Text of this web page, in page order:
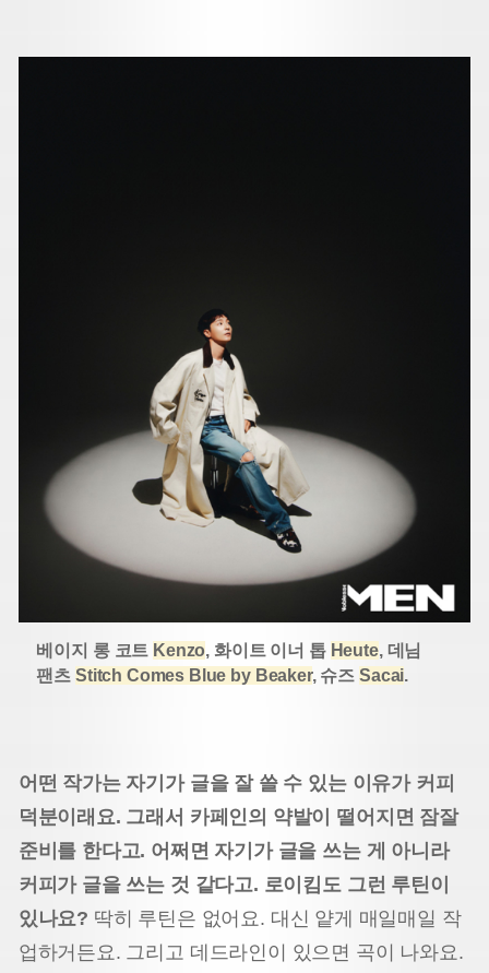
베이지 롱 코트 Kenzo, 화이트 이너 톱 Heute, 데님
팬츠 Stitch Comes Blue by Beaker, 슈즈Sacai.
어떤 작가는 자기가 글을 잘 쓸 수 있는 이유가 커피
덕분이래요. 그래서 카페인의 약발이 떨어지면 잠잘
준비를 한다고. 어쩌면 자기가 글을 쓰는 게 아니라
커피가 글을 쓰는 것 같다고. 로이킴도 그런 루틴이
있나요? 딱히 루틴은 없어요. 대신 얕게 매일매일 작
업하거든요. 그리고 데드라인이 있으면 곡이 나와요.